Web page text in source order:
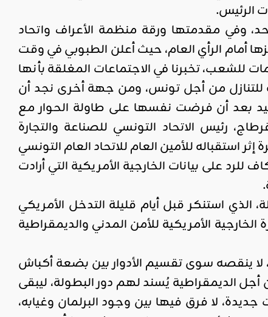
وفي مقدمتها ورقة منظمة الأعراف واتحاد
الرأي العام، حيث أعلن الطبوبي في وقت
للشعب، تخبرنا في الاجتماعات المغلقة بأنها
للتنازل من أجل تونس، ومن جهة أخرى نجد أن
بعد أن فرضت نفسها على طاولة الحوار مع
قيس سعيد يوم الجمعة 1 أفريل 2022 بقصر قرطاج، رئيس الاتحاد التونسي للصناعة والتجارة
استقباله للأمين العام للاتحاد العام التونسي
على بيانات الخارجية الأمريكية التي أرادت
الذي استنكر قبل أيام قليلة التدخل الأمريكي
الأمريكية للأمن المدني والديمقراطية
لا ينقصه سوى تقسيم الأدوار بين بضعة أكباش
الديمقراطية يُسند لهم دور البطولة، ليبقى
لا فرق فيها بين وجود البرلمان وغيابه،